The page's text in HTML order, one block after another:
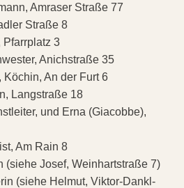
Amraser Straße 77
Straße 8
3
Anichstraße 35
An der Furt 6
Langstraße 18
und Erna (Giacobbe),
Am Rain 8
Josef, Weinhartstraße 7)
(siehe Helmut, Viktor-Dankl-